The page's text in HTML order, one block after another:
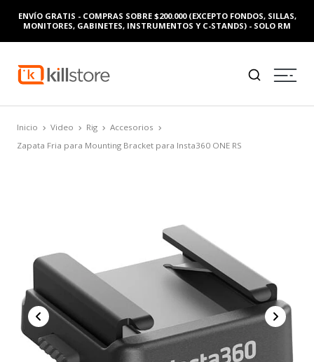
ENVÍO GRATIS - COMPRAS SOBRE $200.000 (EXCEPTO FONDOS, SILLAS,
MONITORES, GABINETES, INSTRUMENTOS Y C-STANDS) - SOLO RM
Inicio Video Rig
Accesorios
Zapata Fria para Mounting Bracket para Insta360 ONE RS